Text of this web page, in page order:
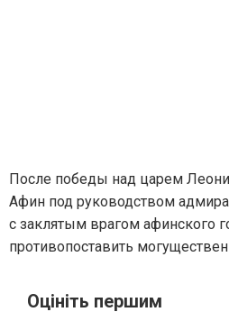
После победы над царем
Афин под руководством
с заклятым врагом афинского
противопоставить
Оцініть першим